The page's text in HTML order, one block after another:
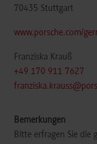
70435 Stuttgart
www.porsche.com/
Franziska Krauß
+49 170 911 7627
Bitte erfragen Sie die